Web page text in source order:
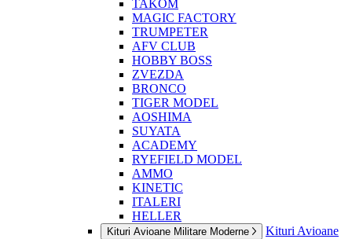
TAKOM
MAGIC FACTORY
TRUMPETER
AFV CLUB
HOBBY BOSS
ZVEZDA
BRONCO
TIGER MODEL
AOSHIMA
SUYATA
ACADEMY
RYEFIELD MODEL
AMMO
KINETIC
ITALERI
HELLER
Kituri Avioane Militare Moderne
Kituri Avioane